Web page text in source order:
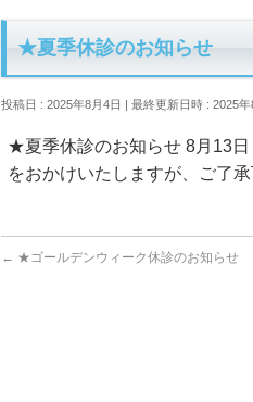
★夏季休診のお知らせ
投稿日 : 2025年8月4日 最終更新日時 : 2025年
★夏季休診のお知らせ 8月13
をおかけいたしますが、ご了
← ★ゴールデンウィーク休診のお知らせ